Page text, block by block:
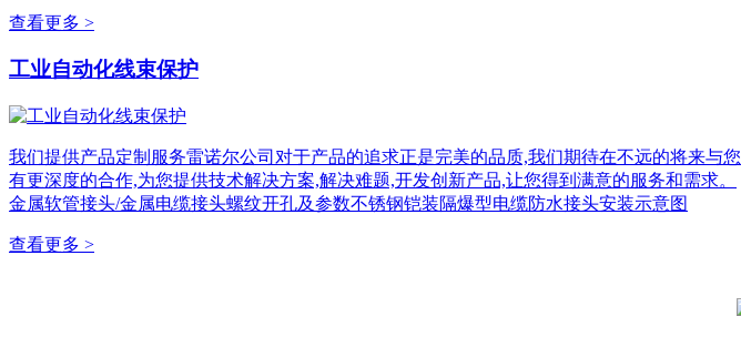
查看更多 >
工业自动化线束保护
我们提供产品定制服务雷诺尔公司对于产品的追求正是完美的品质,我们期待在不远的将来与您
有更深度的合作,为您提供技术解决方案,解决难题,开发创新产品,让您得到满意的服务和需求。
金属软管接头/金属电缆接头螺纹开孔及参数不锈钢铠装隔爆型电缆防水接头安装示意图
查看更多 >